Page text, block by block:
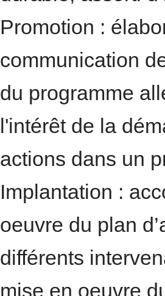
Promotion :
communication
du programme
l'intérêt de la
actions dans un
Implantation :
oeuvre du plan
différents
mise en oeuvre